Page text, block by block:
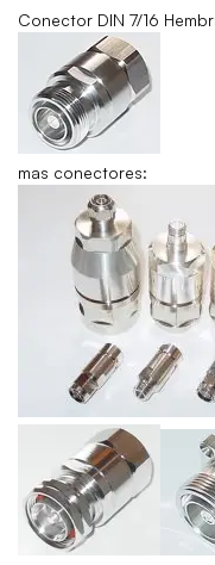
Conector DIN 7/16
mas conectores: